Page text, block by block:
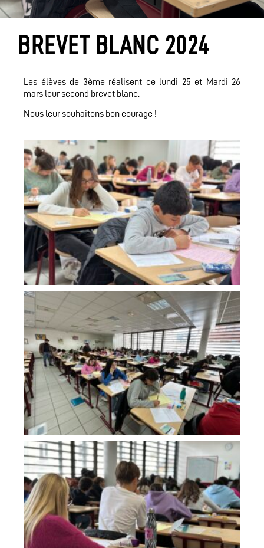
BREVET BLANC 2024
Les élèves de 3ème réalisent ce lundi 25 et Mardi 26
mars leur second brevet blanc.
Nous leur souhaitons bon courage !